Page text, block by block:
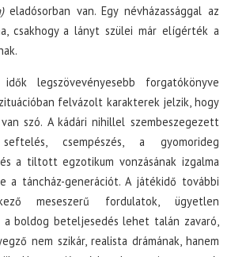
eladósorban van. Egy névházassággal az
csakhogy a lányt szülei már elígérték a
legszövevényesebb forgatókönyve
felvázolt karakterek jelzik, hogy
szó. A kádári nihillel szembeszegezett
csempészés, a gyomorideg
a tiltott egzotikum vonzásának izgalma
a táncház-generációt. A játékidő további
meseszerű fordulatok, ügyetlen
a boldog beteljesedés lehet talán zavaró,
nem szikár, realista drámának, hanem